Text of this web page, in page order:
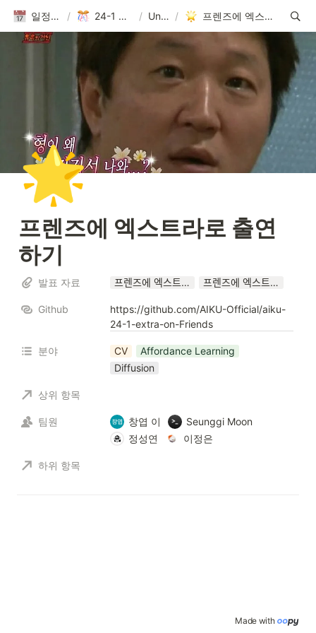
일정(활동 DB) / 24-1 Conference / Untitled / 프렌즈에 엑스트라로 출연하기
🌟
프렌즈에 엑스트라로 출연
하기
발표 자료 프렌즈에 엑스트라로 출연하기_Conference_24_1.pdf 프렌즈에 엑스트라로 출연하기_Conference_24_1.pptx
Github
https://github.com/AIKU-Official/aiku-
24-1-extra-on-Friends
분야 CV
Affordance Learning
Diffusion
상위 항목
팀원 창엽 이
Seunggi Moon
정성연
이정은
하위 항목
Made with